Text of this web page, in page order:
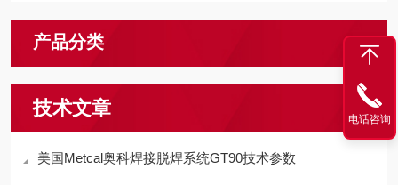
产品分类
技术文章
美国Metcal奥科焊接脱焊系统GT90技术参数
电话咨询